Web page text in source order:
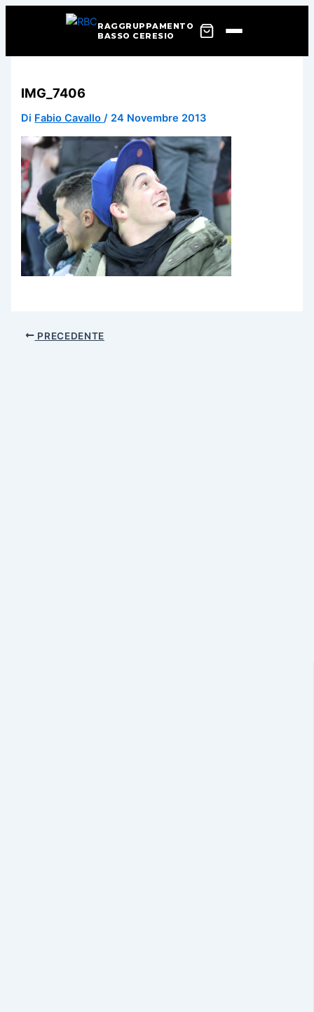
RAGGRUPPAMENTO
BASSO CERESIO
contenuto
IMG_7406
Di Fabio Cavallo/ 24 Novembre 2013
PRECEDENTE